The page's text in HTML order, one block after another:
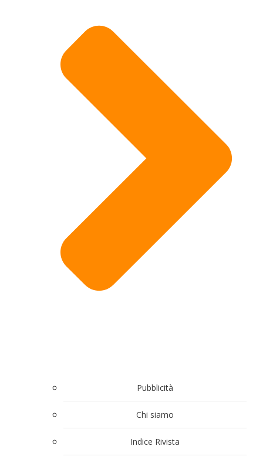
Pubblicità
Chi siamo
Indice Rivista